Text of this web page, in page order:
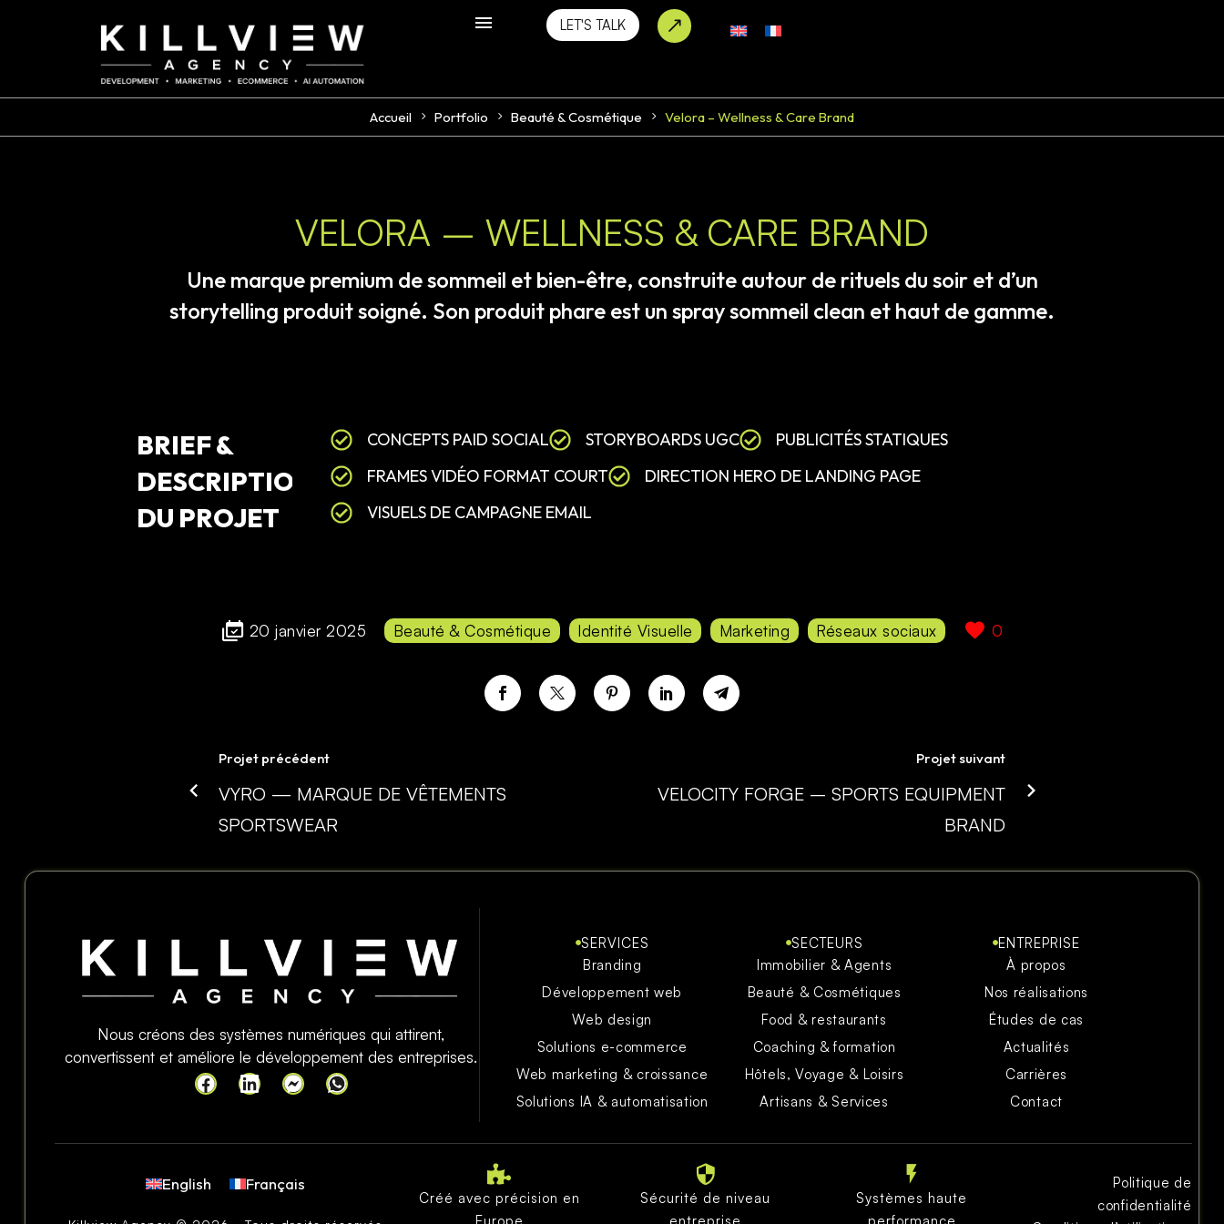
LET'S TALK
Accueil Portfolio Beauté & Cosmétique Velora – Wellness & Care Brand
VELORA – WELLNESS & CARE BRAND
Une marque premium desommeil et bien-être, construite autour de rituels du soir et d’un
storytelling produitsoigné. Son produit phare est un spraysommeil clean et haut de gamme.
BRIEF&
DESCRIPTION
DU PROJET
CONCEPTS PAID SOCIAL STORYBOARDS UGC
PUBLICITÉS STATIQUES
FRAMES VIDÉO FORMAT COURT
DIRECTION HERO DE LANDING PAGE
VISUELS DE CAMPAGNE EMAIL
20 janvier 2025 Beauté & Cosmétique Identité Visuelle Marketing Réseaux sociaux 0
Projet précédent
VYRO — MARQUE DE VÊTEMENTS
SPORTSWEAR
Projet suivant
VELOCITY FORGE – SPORTS EQUIPMENT
BRAND
Nous créons des systèmes numériques qui attirent,
convertissent et améliore le développement des entreprises.
SERVICES
Branding
Développement web
Web design
Solutions e-commerce
Web marketing & croissance
Solutions IA & automatisation
SECTEURS
Immobilier & Agents
Beauté & Cosmétiques
Food & restaurants
Coaching & formation
Hôtels, Voyage & Loisirs
Artisans & Services
ENTREPRISE
À propos
Nos réalisations
Études de cas
Actualités
Carrières
Contact
English Français
Créé avec précision en
Sécurité de niveau
Systèmes haute
Politique de
confidentialité